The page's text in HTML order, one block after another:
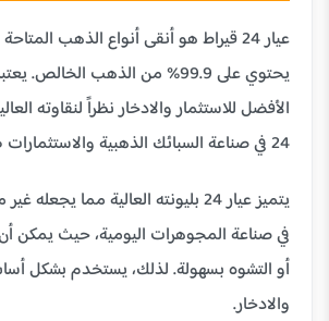
عيار 24 قيراط هو أنقى أنواع الذهب
يحتوي على 99.9% من الذهب الخالص.
الأفضل للاستثمار والادخار نظراً لنقاوته
24 في صناعة السبائك الذهبية والاستثمارات طويلة الأجل.
يتميز عيار 24 بليونته العالية مما
في صناعة المجوهرات اليومية، حيث
أو التشوه بسهولة. لذلك، يستخدم بشكل
والادخار.